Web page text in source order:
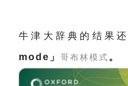
牛津大辞典的结果
mode」 哥布林模式。